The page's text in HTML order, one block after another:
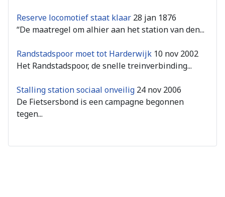
Reserve locomotief staat klaar 28 jan 1876
“De maatregel om alhier aan het station van den...
Randstadspoor moet tot Harderwijk 10 nov 2002
Het Randstadspoor, de snelle treinverbinding...
Stalling station sociaal onveilig 24 nov 2006
De Fietsersbond is een campagne begonnen
tegen...